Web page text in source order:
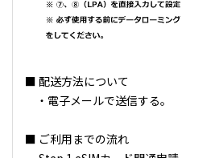
■ 配送方法について
・電子メールで送信する。
■ ご利用までの流れ